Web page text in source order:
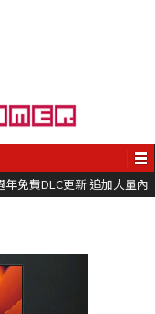
年免費DLC更新 追加大量內